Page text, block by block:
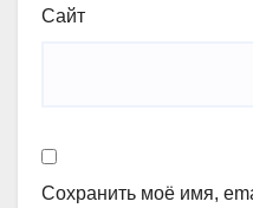
Сайт
Сохранить моё имя,